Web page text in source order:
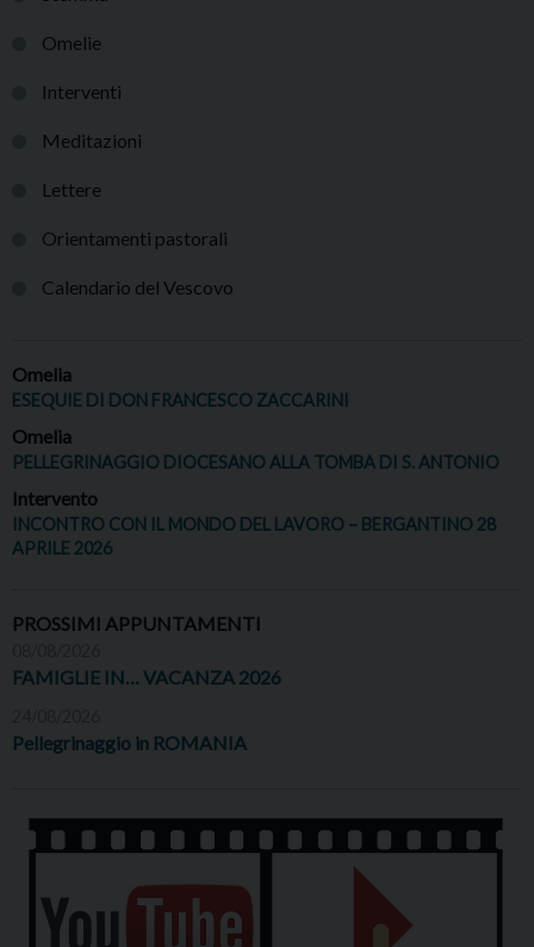
Omelie
Interventi
Meditazioni
Lettere
Orientamenti pastorali
Calendario del Vescovo
Omelia
ESEQUIE DI DON FRANCESCO ZACCARINI
Omelia
PELLEGRINAGGIO DIOCESANO ALLA TOMBA DI S. ANTONIO
Intervento
INCONTRO CON IL MONDO DEL LAVORO – BERGANTINO 28
APRILE 2026
PROSSIMI APPUNTAMENTI
FAMIGLIE IN… VACANZA 2026
Pellegrinaggio in ROMANIA